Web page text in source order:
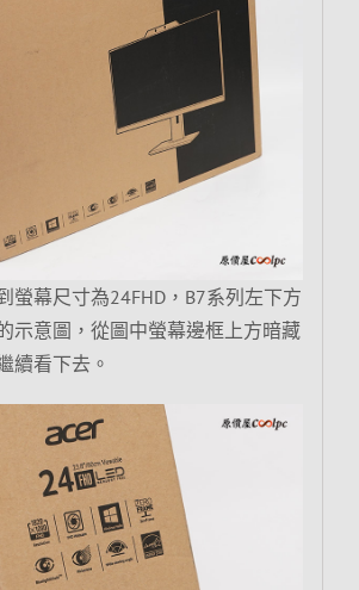
螢幕尺寸為24FHD，B7系列左下方
示意圖，從圖中螢幕邊框上方暗藏
續看下去。